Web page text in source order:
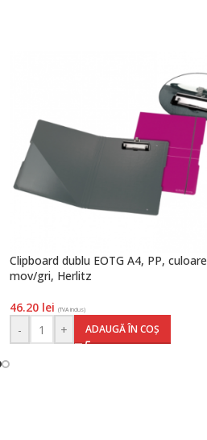
Clipboard dublu EOTG A4, PP, culoare
mov/gri, Herlitz
46.20 lei (TVA inclus)
- + ADAUGĂ ÎN COȘ